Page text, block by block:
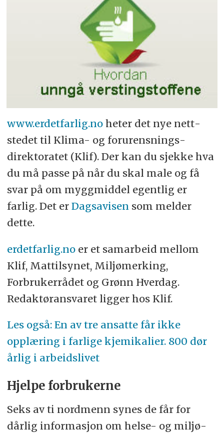
www.erdetfarlig.noheter det nye nett­
stedet til Klima- og forurens­nings­
direktoratet (Klif). Der kan du sjekke hva
du må passe på når du skal male og få
svar på om mygg­middel egentlig er
farlig. Det er Dagsavisen som melder
dette.
erdetfarlig.noer et samarbeid mellom
Klif, Mat­tilsynet, Miljø­merking,
Forbruker­rådet og Grønn Hverdag.
Redaktør­ansvaret ligger hos Klif.
Les også: En av tre ansatte får ikke
opplæring i farlige kjemi­kalier. 800 dør
årlig i arbeids­livet
Hjelpe forbrukerne
Seks av ti nordmenn synes de får for
dårlig infor­masjon om helse- og miljø­